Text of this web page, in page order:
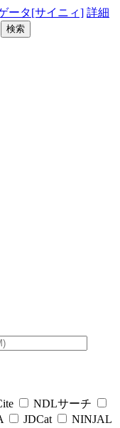
ータ[サイニィ] 詳細
検索
NDLサーチ
JDCat
NINJAL